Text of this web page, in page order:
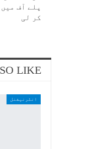
پلے آف
کر لی
LIKE
انٹرنیشنل